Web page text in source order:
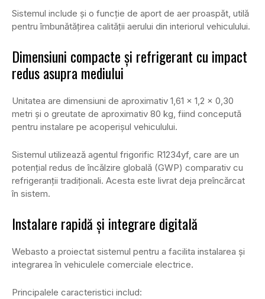
Sistemul include și o funcție de aport de aer proaspăt, utilă
pentru îmbunătățirea calității aerului din interiorul vehiculului.
Dimensiuni compacte și refrigerant cu impact
redus asupra mediului
Unitatea are dimensiuni de aproximativ 1,61 x 1,2 x 0,30
metri și o greutate de aproximativ 80 kg, fiind concepută
pentru instalare pe acoperișul vehiculului.
Sistemul utilizează agentul frigorific R1234yf, care are un
potențial redus de încălzire globală (GWP) comparativ cu
refrigeranții tradiționali. Acesta este livrat deja preîncărcat
în sistem.
Instalare rapidă și integrare digitală
Webasto a proiectat sistemul pentru a facilita instalarea și
integrarea în vehiculele comerciale electrice.
Principalele caracteristici includ: